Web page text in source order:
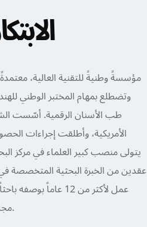
طب الأسنان الرقمية. أسّست
الأمريكية، وأطلقت إجراءات
يتولى منصب كبير العلماء في مركز
عقدين من الخبرة البحثية المتخصصة في
عمل لأكثر من 12
مجال منتجات الأسنان بالولايات المتحدة الأمريكية.